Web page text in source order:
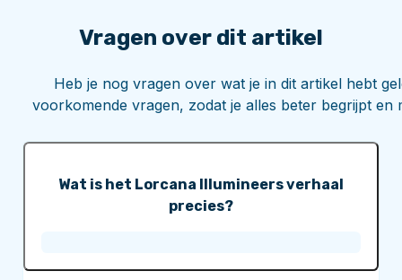
Vragen over dit artikel
Heb je nog vragen over wat je in dit artikel hebt
voorkomende vragen, zodat je alles beter begrijpt en
Wat is het Lorcana Illumineers verhaal
precies?